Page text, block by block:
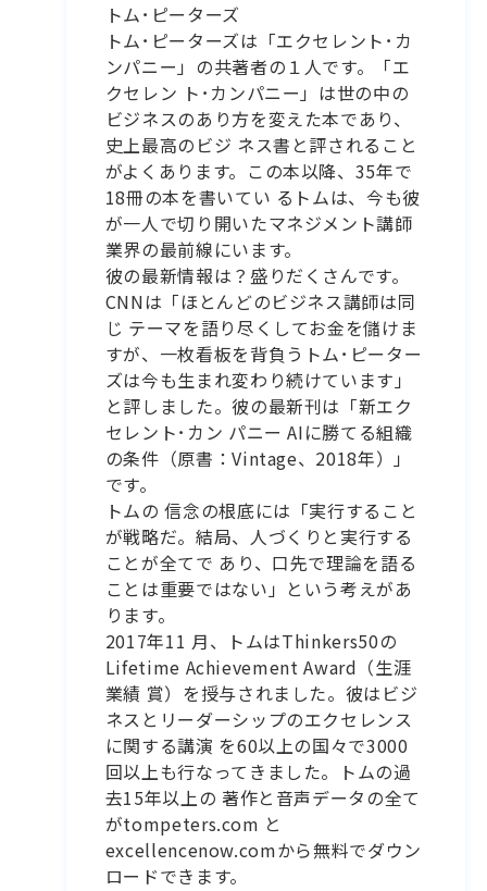
トム･ピーターズ
トム･ピーターズは「エクセレント･カ
ンパニー」の共著者の１人です。「エ
クセレン ト･カンパニー」は世の中の
ビジネスのあり方を変えた本であり、
史上最高のビジ ネス書と評されること
がよくあります。この本以降、35年で
18冊の本を書いてい るトムは、今も彼
が一人で切り開いたマネジメント講師
業界の最前線にいます。
彼の最新情報は？盛りだくさんです。
CNNは「ほとんどのビジネス講師は同
じ テーマを語り尽くしてお金を儲けま
すが、一枚看板を背負うトム･ピーター
ズは今も生まれ変わり続けています」
と評しました。彼の最新刊は「新エク
セレント･カン パニー AIに勝てる組織
の条件（原書：Vintage、2018年）」
です。
トムの 信念の根底には「実行すること
が戦略だ。結局、人づくりと実行する
ことが全てで あり、口先で理論を語る
ことは重要ではない」という考えがあ
ります。
2017年11 月、トムはThinkers50の
Lifetime Achievement Award（生涯
業績 賞）を授与されました。彼はビジ
ネスとリーダーシップのエクセレンス
に関する講演 を60以上の国々で3000
回以上も行なってきました。トムの過
去15年以上の 著作と音声データの全て
がtompeters.com と
excellencenow.comから無料でダウン
ロードできます。